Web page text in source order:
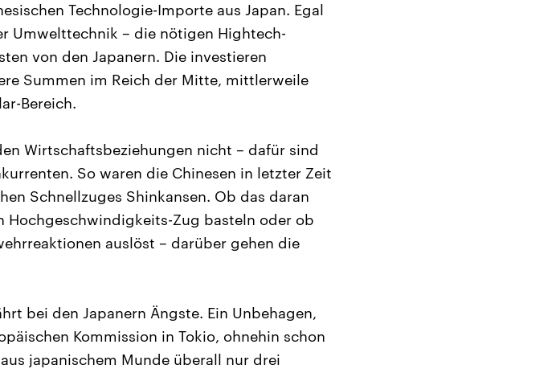
Technologie-Importe aus Japan. Egal
Umwelttechnik – die nötigen Hightech-
von den Japanern. Die investieren
Summen im Reich der Mitte, mittlerweile
Bereich.
Wirtschaftsbeziehungen nicht – dafür sind
So waren die Chinesen in letzter Zeit
Schnellzuges Shinkansen. Ob das daran
Hochgeschwindigkeits-Zug basteln oder ob
auslöst – darüber gehen die
bei den Japanern Ängste. Ein Unbehagen,
Kommission in Tokio, ohnehin schon
japanischem Munde überall nur drei